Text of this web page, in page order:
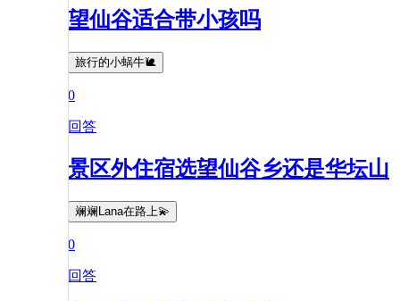
望仙谷适合带小孩吗
旅行的小蜗牛🐌
0
回答
景区外住宿选望仙谷乡还是华坛山
斓斓Lana在路上💫
0
回答